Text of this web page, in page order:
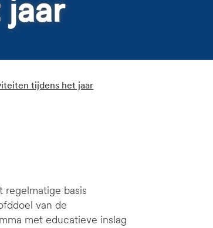
tijdens het jaar
basis
van de
met educatieve inslag